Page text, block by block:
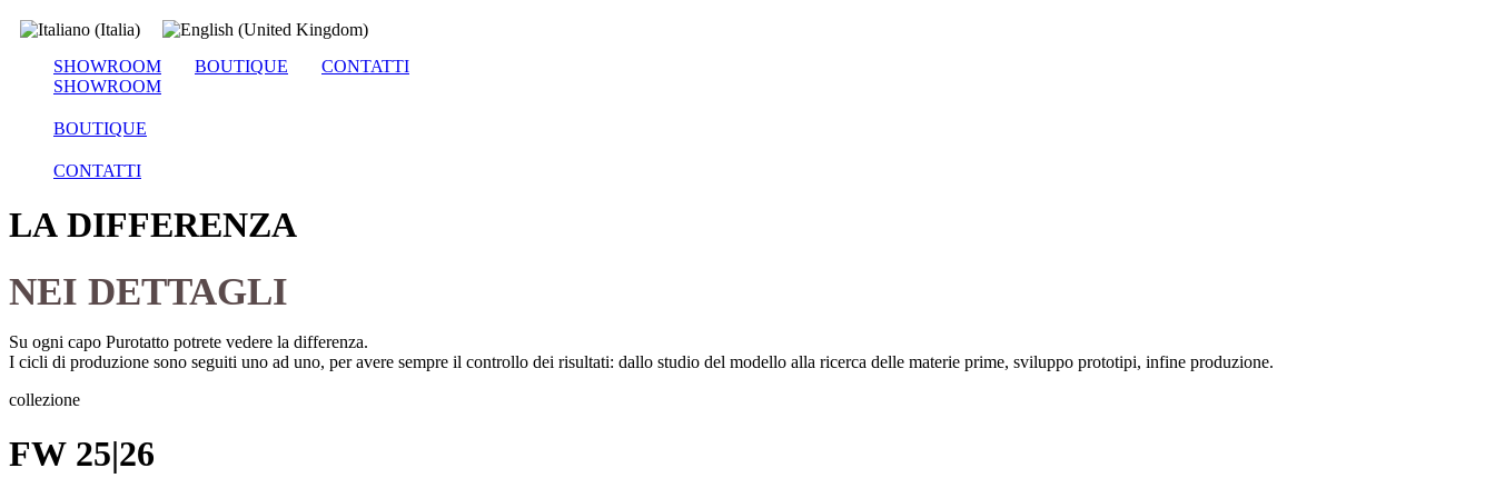
SHOWROOM BOUTIQUE
CONTATTI
SHOWROOM
BOUTIQUE
CONTATTI
LA DIFFERENZA
NEI DETTAGLI
Su ogni capo Purotatto potrete vedere la differenza.
I cicli di produzione sono seguiti uno ad uno, per avere sempre il controllo dei risultati: dallo studio del modello alla ricerca delle materie prime, sviluppo prototipi, infine produzione.
collezione
FW 25|26